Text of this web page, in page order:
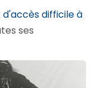
difficile à
ses